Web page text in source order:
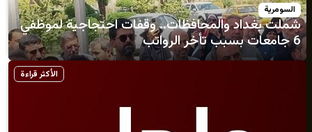
والمحافظات.. وقفات احتجاجية لموظفي